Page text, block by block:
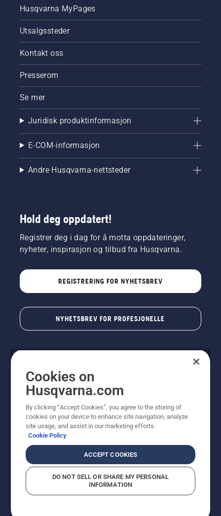
Husqvarna MyPages
Utsalgssteder
Kontakt oss
Presserom
Se mer
Juridisk produktinformasjon
E-COM-informasjon
Andre Husqvarna-nettsteder
Hold deg oppdatert!
Registrer deg i dag for å motta oppdateringer,
nyheter, inspirasjon og tilbud fra Husqvarna.
REGISTRERING FOR NYHETSBREV
NYHETSBREV FOR PROFESJONELLE
© Husqvarna AB (utgiver). Med enerett. Angitte priser
er veiledende priser. Alle oppgitte priser er veiledende
tilgjengelig for direkte kjøp.
PersonvernbetingelserImprint
Rapportering av mistanker om regelbruddÅpenhetsloven
Likestilling
Cookies on
Husqvarna.com
By clicking “Accept Cookies”, you agree to the storing of
cookies on your device to enhance site navigation, analyze
site usage, and assist in our marketing efforts.
Cookie Policy
ACCEPT COOKIES
DO NOT SELL OR SHARE MY PERSONAL
INFORMATION